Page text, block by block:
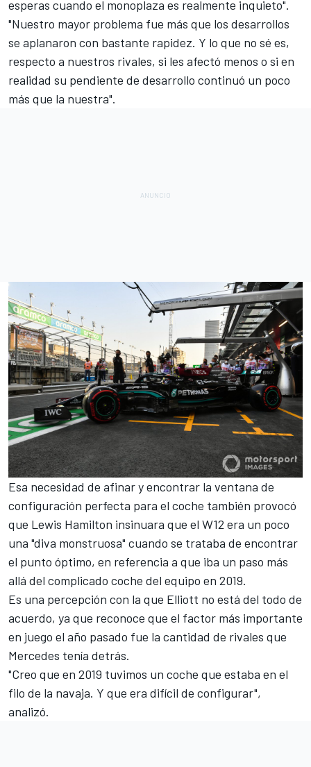
esperas cuando el monoplaza es realmente inquieto".
"Nuestro mayor problema fue más que los desarrollos
se aplanaron con bastante rapidez. Y lo que no sé es,
respecto a nuestros rivales, si les afectó menos o si en
realidad su pendiente de desarrollo continuó un poco
más que la nuestra".
Esa necesidad de afinar y encontrar la ventana de
configuración perfecta para el coche también provocó
que Lewis Hamilton insinuara que el W12 era un poco
una "diva monstruosa" cuando se trataba de encontrar
el punto óptimo, en referencia a que iba un paso más
allá del complicado coche del equipo en 2019.
Es una percepción con la que Elliott no está del todo de
acuerdo, ya que reconoce que el factor más importante
en juego el año pasado fue la cantidad de rivales que
Mercedes tenía detrás.
"Creo que en 2019 tuvimos un coche que estaba en el
filo de la navaja. Y que era difícil de configurar",
analizó.